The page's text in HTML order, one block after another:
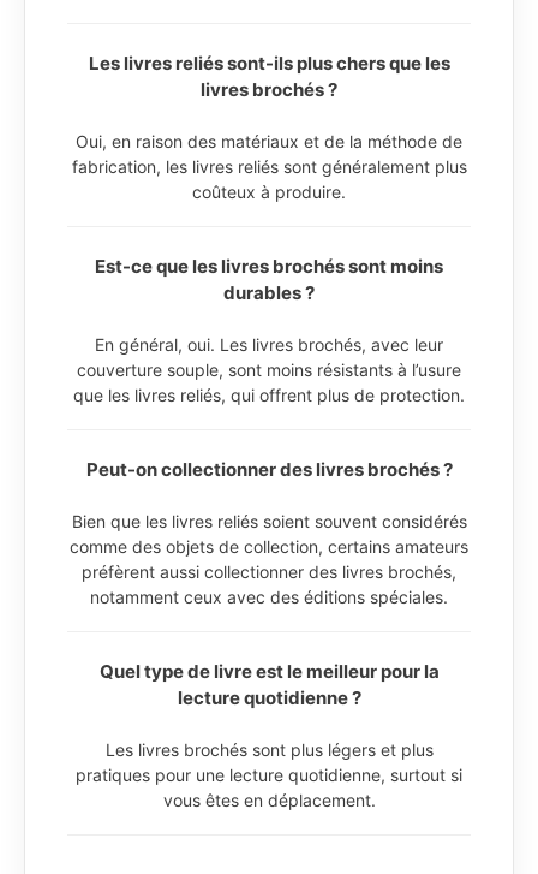
Les livres reliés sont-ils plus chers que les
livres brochés ?
Oui, en raison des matériaux et de la méthode de
fabrication, les livres reliés sont généralement plus
coûteux à produire.
Est-ce que les livres brochés sont moins
durables ?
En général, oui. Les livres brochés, avec leur
couverture souple, sont moins résistants à l’usure
que les livres reliés, qui offrent plus de protection.
Peut-on collectionner des livres brochés ?
Bien que les livres reliés soient souvent considérés
comme des objets de collection, certains amateurs
préfèrent aussi collectionner des livres brochés,
notamment ceux avec des éditions spéciales.
Quel type de livre est le meilleur pour la
lecture quotidienne ?
Les livres brochés sont plus légers et plus
pratiques pour une lecture quotidienne, surtout si
vous êtes en déplacement.